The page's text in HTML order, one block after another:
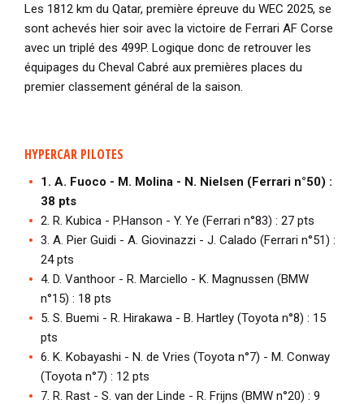
Les 1812 km du Qatar, première épreuve du WEC 2025, se
sont achevés hier soir avec la victoire de Ferrari AF Corse
avec un triplé des 499P. Logique donc de retrouver les
équipages du Cheval Cabré aux premières places du
premier classement général de la saison.
HYPERCAR PILOTES
1. A. Fuoco - M. Molina - N. Nielsen (Ferrari n°50) :
38 pts
2. R. Kubica - P.Hanson - Y. Ye (Ferrari n°83) : 27 pts
3. A. Pier Guidi - A. Giovinazzi - J. Calado (Ferrari n°51) :
24 pts
4. D. Vanthoor - R. Marciello - K. Magnussen (BMW
n°15) : 18 pts
5. S. Buemi - R. Hirakawa - B. Hartley (Toyota n°8) : 15
pts
6. K. Kobayashi - N. de Vries (Toyota n°7) - M. Conway
(Toyota n°7) : 12 pts
7. R. Rast - S. van der Linde - R. Frijns (BMW n°20) : 9